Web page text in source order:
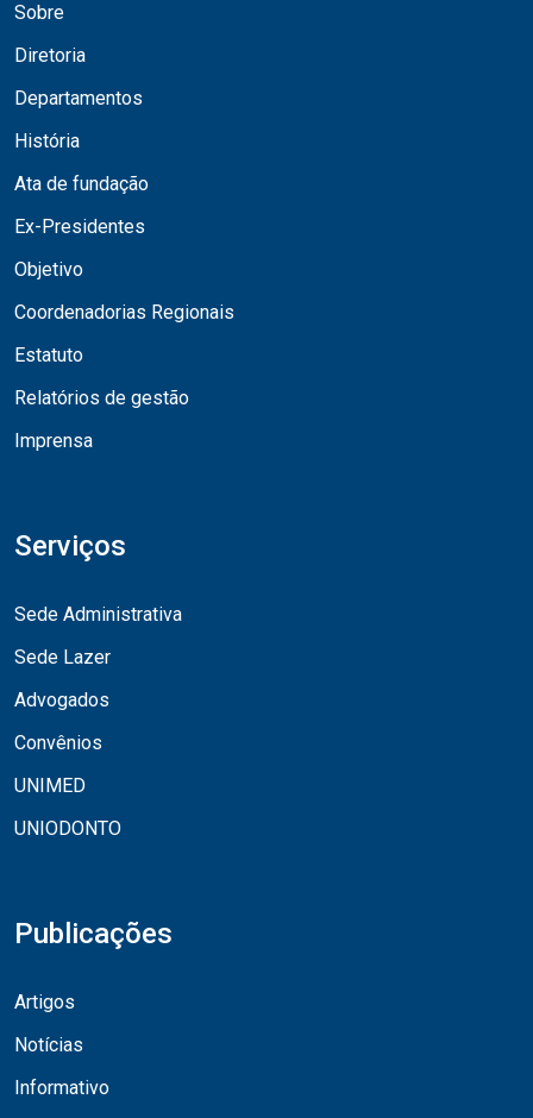
Sobre
Diretoria
Departamentos
História
Ata de fundação
Ex-Presidentes
Objetivo
Coordenadorias Regionais
Estatuto
Relatórios de gestão
Imprensa
Serviços
Sede Administrativa
Sede Lazer
Advogados
Convênios
UNIMED
UNIODONTO
Publicações
Artigos
Notícias
Informativo